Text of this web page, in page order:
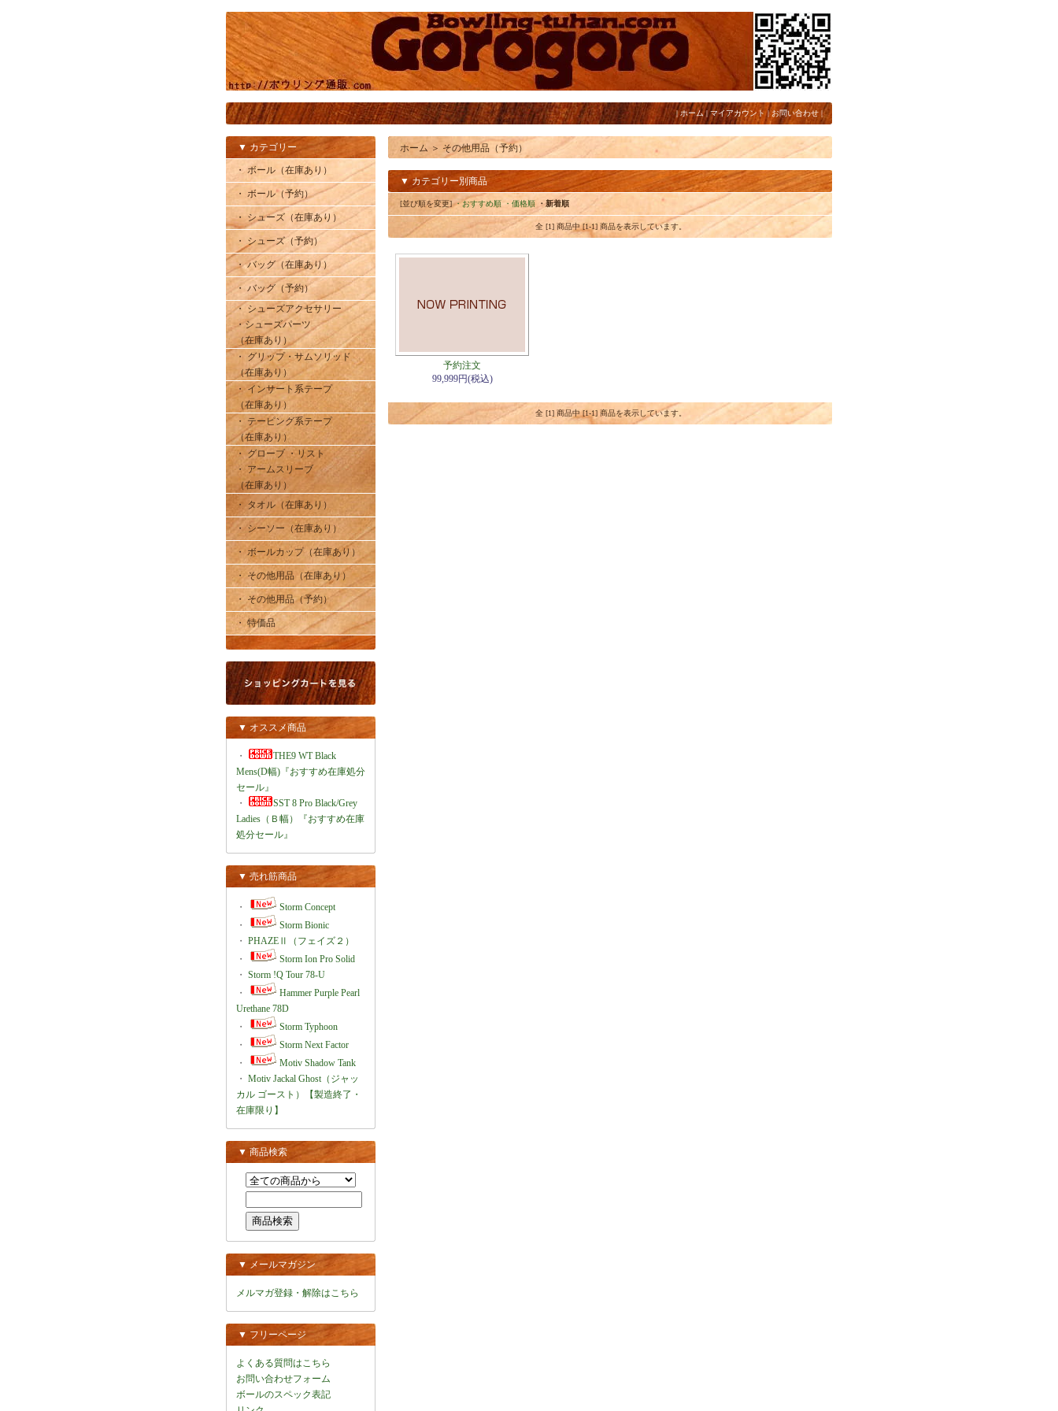
|ホーム|マイアカウント | お問い合わせ |
▼ カテゴリー
・ ボール（在庫あり）
・ ボール（予約）
・ シューズ（在庫あり）
・ シューズ（予約）
・ バッグ（在庫あり）
・ バッグ（予約）
・ シューズアクセサリー
・シューズパーツ
（在庫あり）
・ グリップ・サムソリッド
（在庫あり）
・ インサート系テープ
（在庫あり）
・ テーピング系テープ
（在庫あり）
・ グローブ ・リスト
・ アームスリーブ
（在庫あり）
・ タオル（在庫あり）
・ シーソー（在庫あり）
・ ボールカップ（在庫あり）
・ その他用品（在庫あり）
・ その他用品（予約）
・ 特価品
▼ オススメ商品
・
THE9 WT Black
Mens(D幅)『おすすめ在庫処分
セール』
・
SST 8 Pro Black/Grey
Ladies（Ｂ幅）『おすすめ在庫
処分セール』
▼ 売れ筋商品
・
Storm Concept
・
Storm Bionic
・ PHAZEⅡ（フェイズ２）
・
Storm Ion Pro Solid
・ Storm !Q Tour 78-U
・
Hammer Purple Pearl
Urethane 78D
・
Storm Typhoon
・
Storm Next Factor
・
Motiv Shadow Tank
・ Motiv Jackal Ghost（ジャッ
カル ゴースト）【製造終了・
在庫限り】
▼ 商品検索
▼ メールマガジン
メルマガ登録・解除はこちら
▼ フリーページ
よくある質問はこちら
お問い合わせフォーム
ボールのスペック表記
ホーム ＞ その他用品（予約）
▼ カテゴリー別商品
[並び順を変更]・おすすめ順 ・価格順 ・新着順
全 [1] 商品中 [1-1] 商品を表示しています。
予約注文
99,999円(税込)
全 [1] 商品中 [1-1] 商品を表示しています。